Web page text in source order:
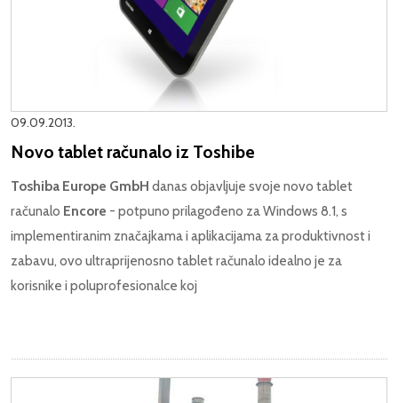
09.09.2013.
Novo tablet računalo iz Toshibe
Toshiba Europe GmbH danas objavljuje svoje novo tablet
računalo Encore - potpuno prilagođeno za Windows 8.1, s
implementiranim značajkama i aplikacijama za produktivnost i
zabavu, ovo ultraprijenosno tablet računalo idealno je za
korisnike i poluprofesionalce koj